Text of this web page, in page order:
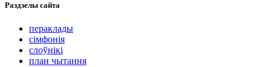
Раздзелы сайта
пераклады
сімфонія
слоўнікі
план чытання